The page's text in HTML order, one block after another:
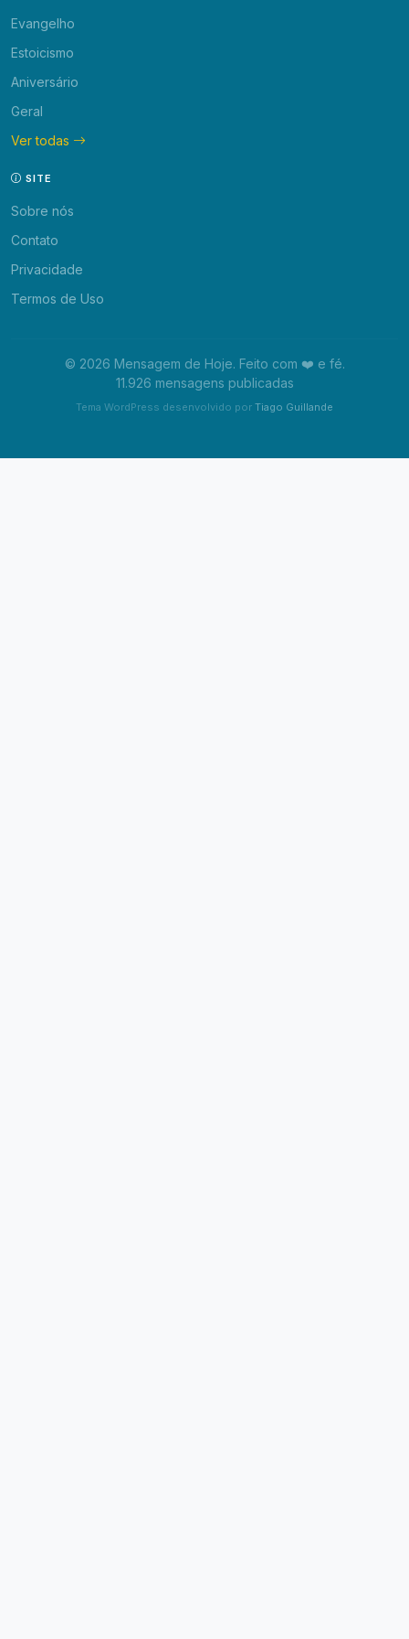
Evangelho
Estoicismo
Aniversário
Geral
Ver todas
SITE
Sobre nós
Contato
Privacidade
Termos de Uso
© 2026 Mensagem de Hoje. Feito com ❤️ e fé.
11.926 mensagens publicadas
Tema WordPress desenvolvido por Tiago Guillande